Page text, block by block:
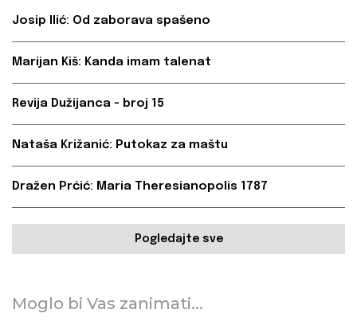
Josip Ilić: Od zaborava spašeno
Marijan Kiš: Kanda imam talenat
Revija Dužijanca - broj 15
Nataša Križanić: Putokaz za maštu
Dražen Prćić: Maria Theresianopolis 1787
Pogledajte sve
Moglo bi Vas zanimati...